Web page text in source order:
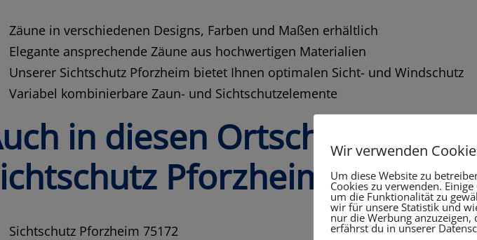
Zäune in verschiedenen Designs, Farben und Maßen erhältlich
Elegante ansprechende Zäune aus hochwertigen Materialien
Unserer Sichtschutz Pforzheim bietet Ihnen optimalen Sicht- und Windschutz
Variabel kombinierbare Zaun- und Sichtschutzelemente
in diesen Ortschaften
Pforzheim an:
Sichtschutz Pforzheim 75172
Wir verwenden
Um diese Website zu
Cookies zu verwenden.
um die Funktionalität zu
wir für unsere Statistik und
nur die Werbung
erfährst du in unserer